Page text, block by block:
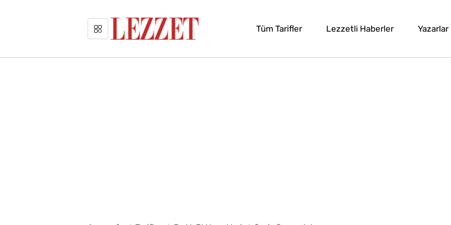
Tüm Tarifler Lezzetli Haberler Yazarlar